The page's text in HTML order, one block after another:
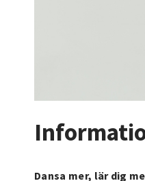
Dansa mer, lär dig